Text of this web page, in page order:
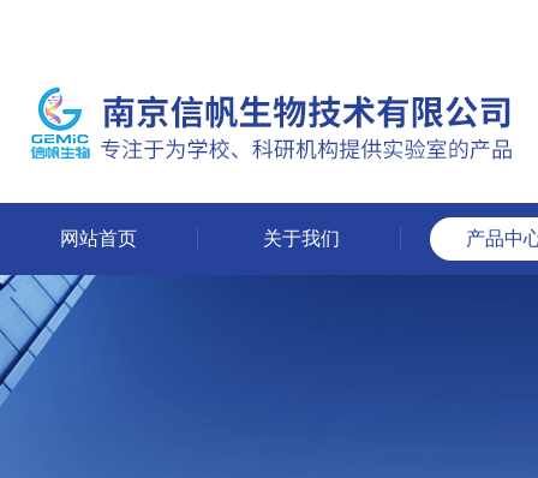
网站首页 关于我们 产品中